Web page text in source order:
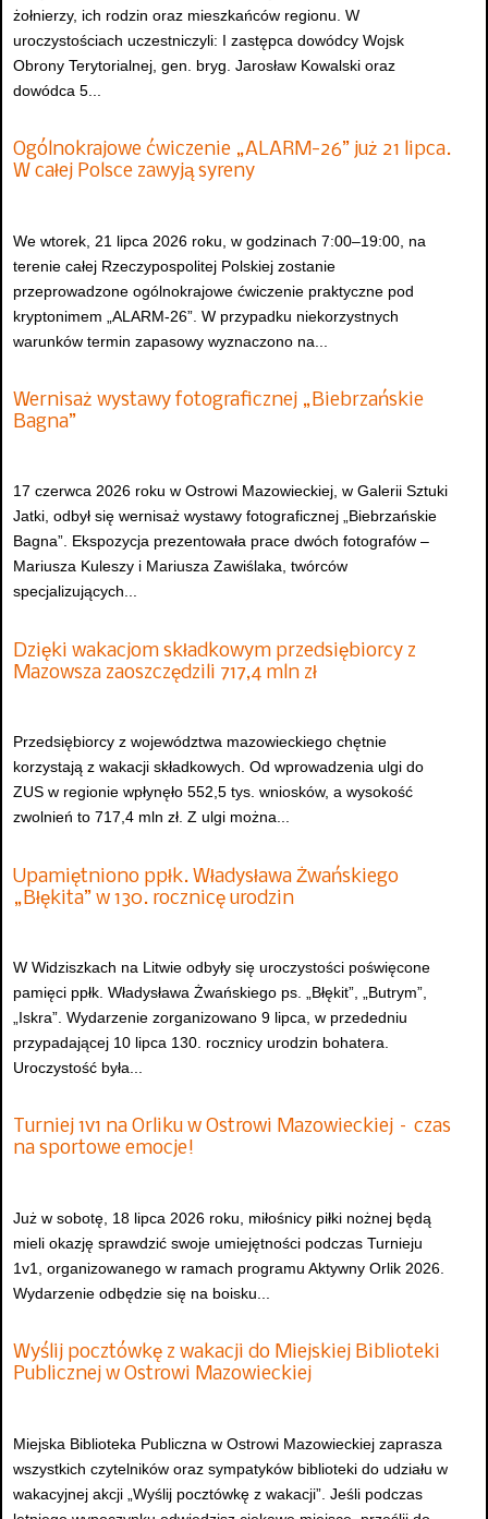
żołnierzy, ich rodzin oraz mieszkańców regionu. W
uroczystościach uczestniczyli: I zastępca dowódcy Wojsk
Obrony Terytorialnej, gen. bryg. Jarosław Kowalski oraz
dowódca 5...
Ogólnokrajowe ćwiczenie „ALARM-26” już 21 lipca.
W całej Polsce zawyją syreny
We wtorek, 21 lipca 2026 roku, w godzinach 7:00–19:00, na
terenie całej Rzeczypospolitej Polskiej zostanie
przeprowadzone ogólnokrajowe ćwiczenie praktyczne pod
kryptonimem „ALARM-26”. W przypadku niekorzystnych
warunków termin zapasowy wyznaczono na...
Wernisaż wystawy fotograficznej „Biebrzańskie
Bagna”
17 czerwca 2026 roku w Ostrowi Mazowieckiej, w Galerii Sztuki
Jatki, odbył się wernisaż wystawy fotograficznej „Biebrzańskie
Bagna”. Ekspozycja prezentowała prace dwóch fotografów –
Mariusza Kuleszy i Mariusza Zawiślaka, twórców
specjalizujących...
Dzięki wakacjom składkowym przedsiębiorcy z
Mazowsza zaoszczędzili 717,4 mln zł
Przedsiębiorcy z województwa mazowieckiego chętnie
korzystają z wakacji składkowych. Od wprowadzenia ulgi do
ZUS w regionie wpłynęło 552,5 tys. wniosków, a wysokość
zwolnień to 717,4 mln zł. Z ulgi można...
Upamiętniono ppłk. Władysława Żwańskiego
„Błękita” w 130. rocznicę urodzin
W Widziszkach na Litwie odbyły się uroczystości poświęcone
pamięci ppłk. Władysława Żwańskiego ps. „Błękit”, „Butrym”,
„Iskra”. Wydarzenie zorganizowano 9 lipca, w przededniu
przypadającej 10 lipca 130. rocznicy urodzin bohatera.
Uroczystość była...
Turniej 1v1 na Orliku w Ostrowi Mazowieckiej – czas
na sportowe emocje!
Już w sobotę, 18 lipca 2026 roku, miłośnicy piłki nożnej będą
mieli okazję sprawdzić swoje umiejętności podczas Turnieju
1v1, organizowanego w ramach programu Aktywny Orlik 2026.
Wydarzenie odbędzie się na boisku...
Wyślij pocztówkę z wakacji do Miejskiej Biblioteki
Publicznej w Ostrowi Mazowieckiej
Miejska Biblioteka Publiczna w Ostrowi Mazowieckiej zaprasza
wszystkich czytelników oraz sympatyków biblioteki do udziału w
wakacyjnej akcji „Wyślij pocztówkę z wakacji”. Jeśli podczas